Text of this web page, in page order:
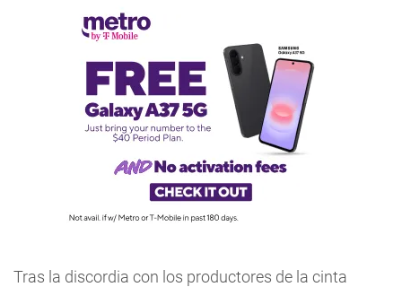
Tras la discordia con los productores de la cinta